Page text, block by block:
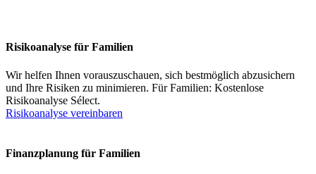
Risikoanalyse für Familien
Wir helfen Ihnen vorauszuschauen, sich bestmöglich abzusichern
und Ihre Risiken zu minimieren. Für Familien: Kostenlose
Risikoanalyse Sélect.
Risikoanalyse vereinbaren
Finanzplanung für Familien